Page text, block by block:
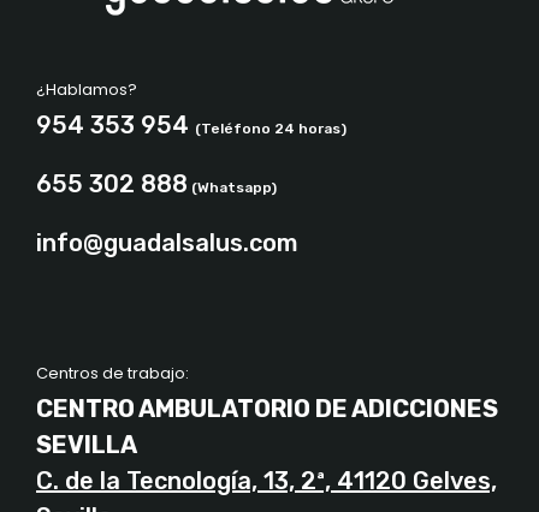
¿Hablamos?
954 353 954 (Teléfono 24 horas)
655 302 888 (Whatsapp)
info@guadalsalus.com
Centros de trabajo:
CENTRO AMBULATORIO DE ADICCIONES
SEVILLA
C. de la Tecnología, 13, 2ª, 41120 Gelves,